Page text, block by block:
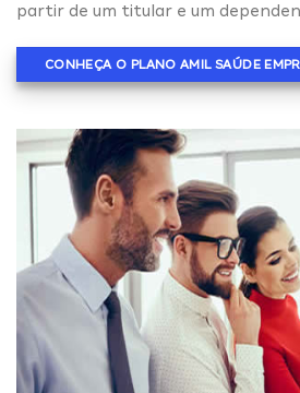
partir de um titular e um
CONHEÇA O PLANO AMIL SAÚDE